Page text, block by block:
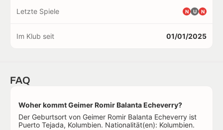
Letzte Spiele N U N
Im Klub seit 01/01/2025
FAQ
Woher kommt Geimer Romir Balanta Echeverry?
Der Geburtsort von Geimer Romir Balanta Echeverry ist
Puerto Tejada, Kolumbien. Nationalität(en): Kolumbien.